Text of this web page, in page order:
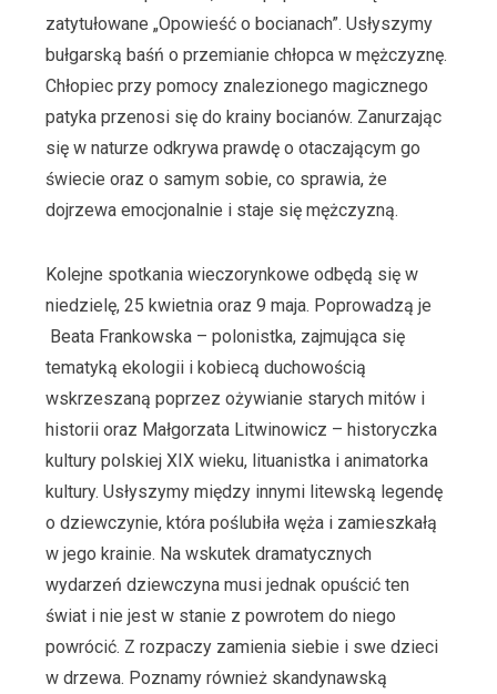
zatytułowane „Opowieść o bocianach”. Usłyszymy
bułgarską baśń o przemianie chłopca w mężczyznę.
Chłopiec przy pomocy znalezionego magicznego
patyka przenosi się do krainy bocianów. Zanurzając
się w naturze odkrywa prawdę o otaczającym go
świecie oraz o samym sobie, co sprawia, że
dojrzewa emocjonalnie i staje się mężczyzną.
Kolejne spotkania wieczorynkowe odbędą się w
niedzielę, 25 kwietnia oraz 9 maja. Poprowadzą je
Beata Frankowska – polonistka, zajmująca się
tematyką ekologii i kobiecą duchowością
wskrzeszaną poprzez ożywianie starych mitów i
historii oraz Małgorzata Litwinowicz – historyczka
kultury polskiej XIX wieku, lituanistka i animatorka
kultury. Usłyszymy między innymi litewską legendę
o dziewczynie, która poślubiła węża i zamieszkałą
w jego krainie. Na wskutek dramatycznych
wydarzeń dziewczyna musi jednak opuścić ten
świat i nie jest w stanie z powrotem do niego
powrócić. Z rozpaczy zamienia siebie i swe dzieci
w drzewa. Poznamy również skandynawską